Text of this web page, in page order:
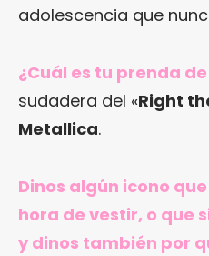
adolescencia que
¿Cuál es tu prenda
sudadera del «Right
Metallica.
Dinos algún icono
hora de vestir, o que
y dinos también por